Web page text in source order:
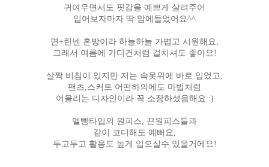
귀여우면서도 핏감을 예쁘게 살려주어
입어보자마자 딱 맘에들었어요^^
면+린넨 혼방이라 하늘하늘 가볍고 시원해요,
그래서 여름에 가디건처럼 걸치셔도 좋아요!
살짝 비침이 있지만 저는 속옷위에 바로 입었고,
팬츠,스커트 어떤하의에도 마법처럼
어울리는 디자인이라 꼭 소장하셨음해요 :)
멜빵타입의 원피스, 끈원피스들과
같이 코디해도 예뻐요,
두고두고 활용도 높게 입으실수 있을거에요!